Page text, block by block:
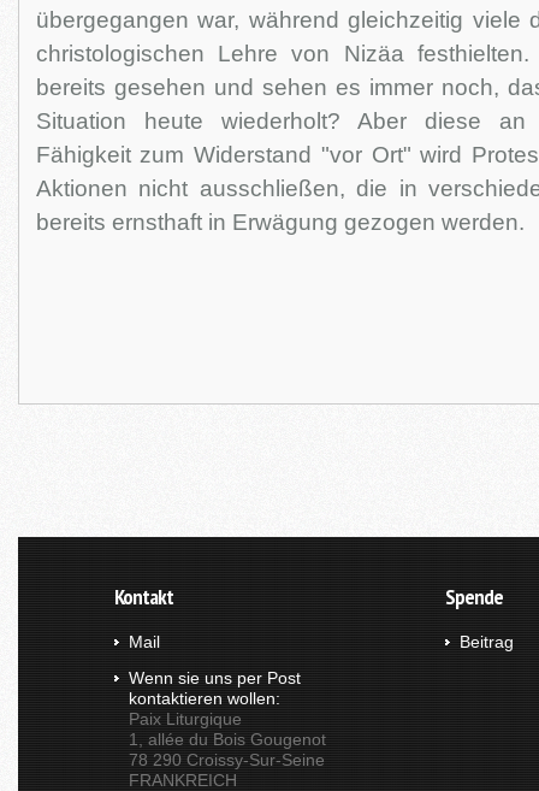
übergegangen war, während gleichzeitig viele
christologischen Lehre von Nizäa
bereits gesehen und sehen es immer noch,
Situation heute wiederholt? Aber diese an
Fähigkeit zum Widerstand "vor Ort" wird
Aktionen nicht ausschließen, die in
bereits ernsthaft in Erwägung gezogen werden.
Kontakt
Mail
Wenn sie uns per Post
kontaktieren wollen:
Paix Liturgique
1, allée du Bois Gougenot
78 290 Croissy-Sur-Seine
FRANKREICH
Spende
Beitrag